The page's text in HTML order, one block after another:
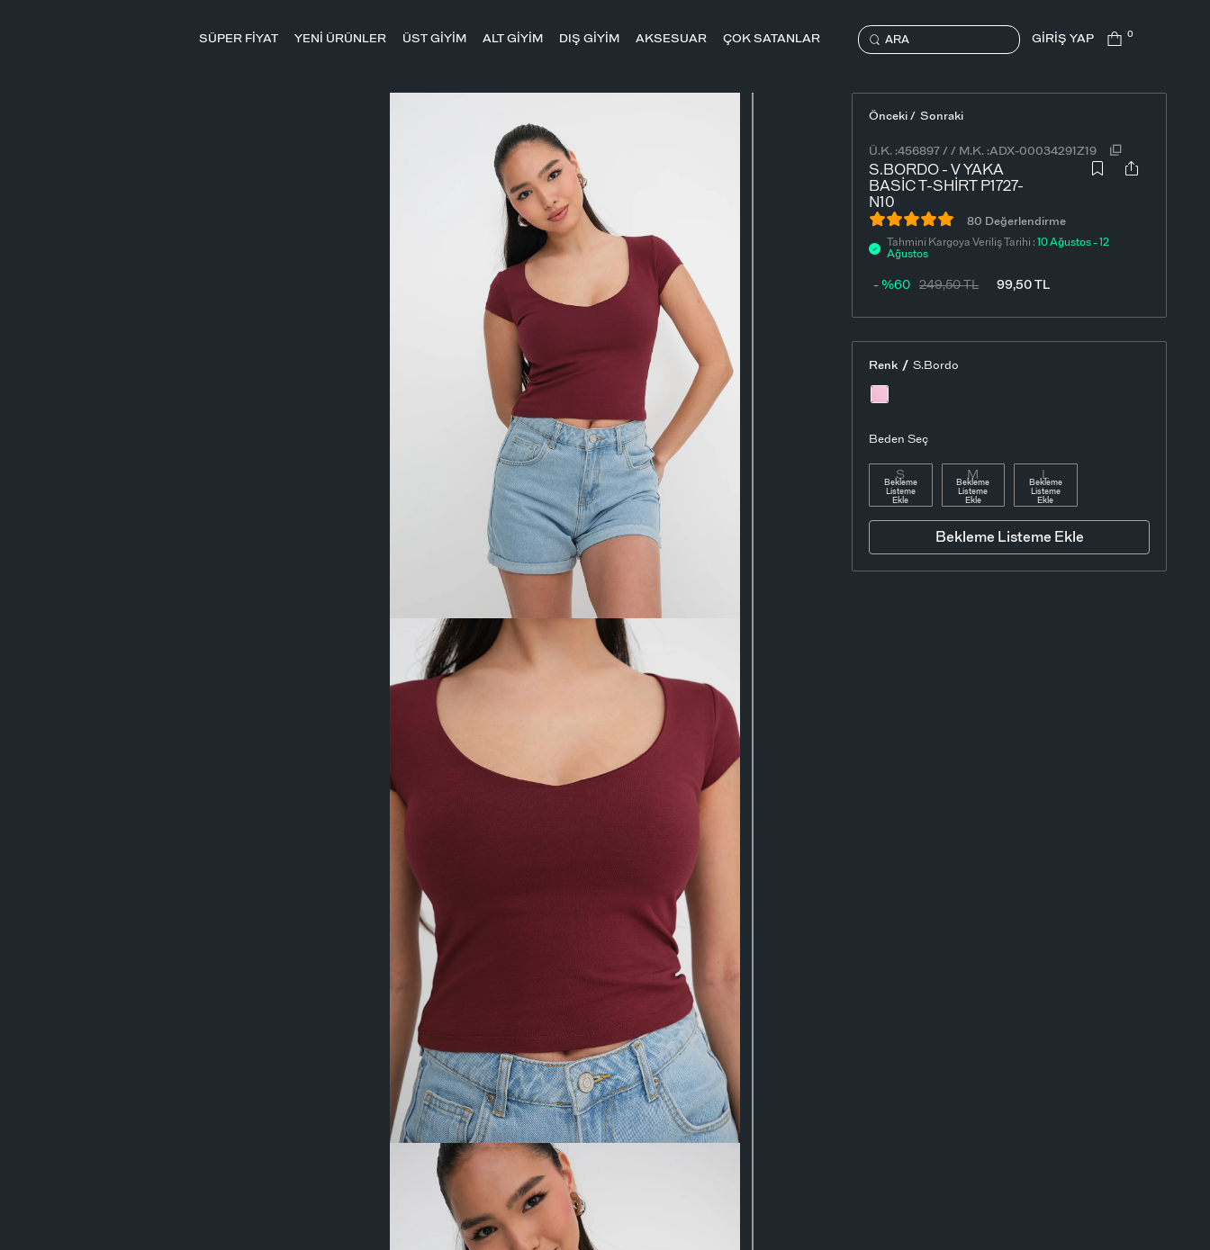
SÜPER FİYAT YENİ ÜRÜNLER ÜST GİYİM ALT GİYİM DIŞ GİYİM AKSESUAR ÇOK SATANLAR ARA GİRİŞ YAP 0
Önceki / Sonraki
Ü.K. :456897 // M.K. :ADX-00034291Z19
S.BORDO - V YAKA
BASIC T-SHIRT P1727-
N10
80 Değerlendirme
Tahmini Kargoya Veriliş Tarihi :10 Ağustos - 12
Ağustos
249,50TL 99,50TL
- %60
Renk / S.Bordo
Beden Seç
S
Bekleme
Listeme
Ekle
M
Bekleme
Listeme
Ekle
L
Bekleme
Listeme
Ekle
Bekleme Listeme Ekle